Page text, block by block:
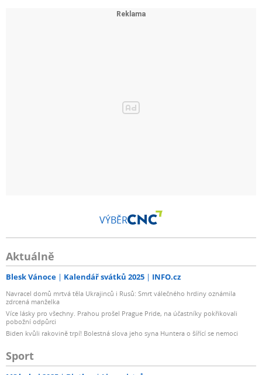
VÝBĚR
Aktuálně
Blesk Vánoce Kalendář svátků 2025 INFO.cz
Navracel domů mrtvá těla Ukrajinců i Rusů: Smrt válečného hrdiny oznámila
zdrcená manželka
Více lásky pro všechny. Prahou prošel Prague Pride, na účastníky pokřikovali
pobožní odpůrci
Biden kvůli rakovině trpí! Bolestná slova jeho syna Huntera o šířící se nemoci
Sport